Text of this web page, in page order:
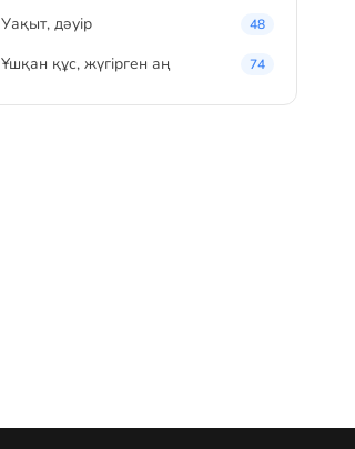
Уақыт, дәуір 48
Ұшқан құс, жүгірген аң 74